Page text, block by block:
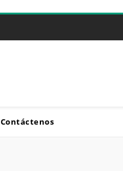
Contáctenos